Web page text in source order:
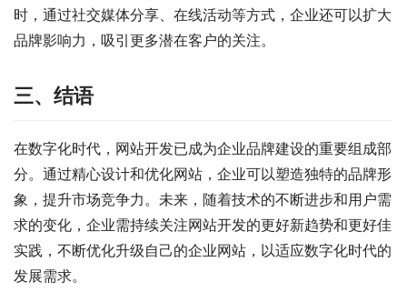
时，通过社交媒体分享、在线活动等方式，企业还可以扩大
品牌影响力，吸引更多潜在客户的关注。
三、结语
在数字化时代，网站开发已成为企业品牌建设的重要组成部
分。通过精心设计和优化网站，企业可以塑造独特的品牌形
象，提升市场竞争力。未来，随着技术的不断进步和用户需
求的变化，企业需持续关注网站开发的更好新趋势和更好佳
实践，不断优化升级自己的企业网站，以适应数字化时代的
发展需求。